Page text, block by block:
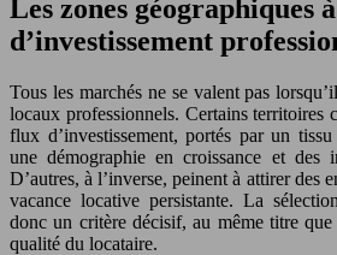
Les zones géographiques
d’investissement
Tous les marchés ne se valent pas
locaux professionnels. Certains territoires
flux d’investissement, portés par un
une démographie en croissance et des
D’autres, à l’inverse, peinent à attirer des
vacance locative persistante. La
donc un critère décisif, au même titre
qualité du locataire.